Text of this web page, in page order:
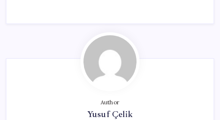
Author
Yusuf Çelik